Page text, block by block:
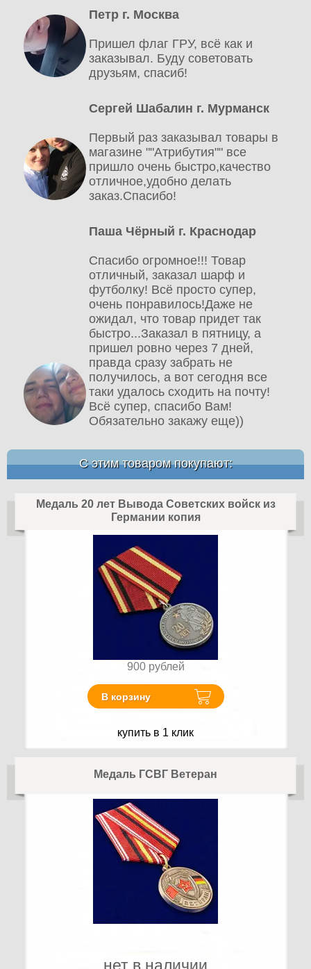
Петр г. Москва
Пришел флаг ГРУ, всё как и
заказывал. Буду советовать
друзьям, спасиб!
Сергей Шабалин г. Мурманск
Первый раз заказывал товары в
магазине ""Атрибутия"" все
пришло очень быстро,качество
отличное,удобно делать
заказ.Спасибо!
Паша Чёрный г. Краснодар
Спасибо огромное!!! Товар
отличный, заказал шарф и
футболку! Всё просто супер,
очень понравилось!Даже не
ожидал, что товар придет так
быстро...Заказал в пятницу, а
пришел ровно через 7 дней,
правда сразу забрать не
получилось, а вот сегодня все
таки удалось сходить на почту!
Всё супер, спасибо Вам!
Обязательно закажу еще))
С этим товаром покупают:
Медаль 20 лет Вывода Советских войск из
Германии копия
900 рублей
В корзину
купить в 1 клик
Медаль ГСВГ Ветеран